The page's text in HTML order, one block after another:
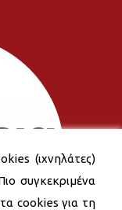
(ιχνηλάτες)
συγκεκριμένα
cookies για τη